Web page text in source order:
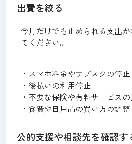
出費を絞る
今月だけでも止められる支出
てください。
・スマホ料金やサブスクの停止
・後払いの利用停止
・不要な保険や有料サービスの
・食費や日用品の買い方の調整
公的支援や相談先を確認す